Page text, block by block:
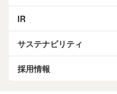
IR
サステナビリティ
採用情報